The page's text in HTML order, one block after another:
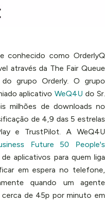
conhecido como OrderlyQ
através da The Fair Queue
grupo Orderly. O grupo
aplicativoWeQ4U do Sr.
milhões de downloads no
de 4,9 das 5 estrelas
e TrustPilot. A WeQ4U
Future 50 People's
aplicativos para quem liga
em espera no telefone,
quando um agente
de 45p por minuto em